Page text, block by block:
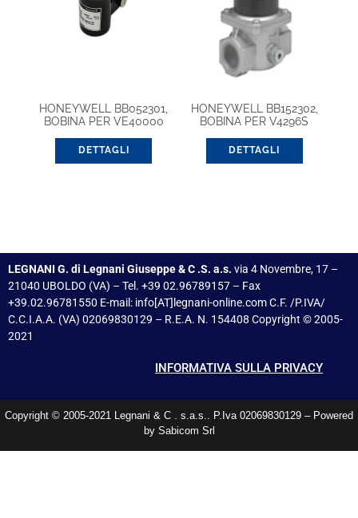
HONEYWELL BB052301,
BOBINA PER VE40000
DETTAGLI
HONEYWELL BB152302,
BOBINA PER V4296S
DETTAGLI
LEGNANI G. di Legnani Giuseppe & C .S. a.s. via 4 Novembre, 17 –
21040 UBOLDO (VA) – Tel. +39 02.96789157 – Fax
+39.02.96781550 E-mail: info[AT]legnani-online.com C.F. /P.IVA/
C.C.I.A.A. (VA) 02069830129 – R.E.A. N. 154408 Copyright © 2005-
2021
INFORMATIVA SULLA PRIVACY
Copyright © 2005-2021 Legnani & C . s.a.s.. P.Iva 02069830129 – Powered
by Sabicom Srl